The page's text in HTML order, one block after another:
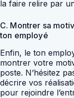
la faire relire par
C. Montrer sa
ton employé
Enfin, le ton
montrer votre
poste. N’hésitez
décrire vos
pour rejoindre